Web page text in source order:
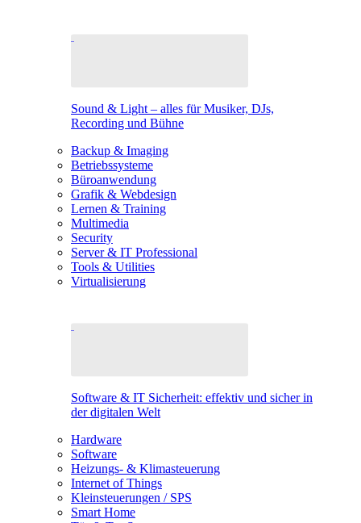
Sound & Light – alles für Musiker, DJs,
Recording und Bühne
Backup & Imaging
Betriebssysteme
Büroanwendung
Grafik & Webdesign
Lernen & Training
Multimedia
Security
Server & IT Professional
Tools & Utilities
Virtualisierung
Software & IT Sicherheit: effektiv und sicher in
der digitalen Welt
Hardware
Software
Heizungs- & Klimasteuerung
Internet of Things
Kleinsteuerungen / SPS
Smart Home